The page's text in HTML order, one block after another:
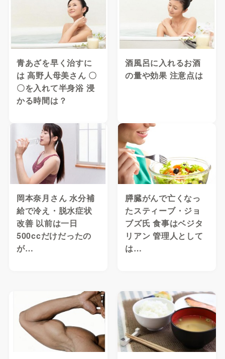
青あざを早く治すに
は 高野人母美さん 〇
〇を入れて半身浴 浸
かる時間は？
酒風呂に入れるお酒
の量や効果 注意点は
岡本奈月さん 水分補
給で冷え・脱水症状
改善 以前は一日
500ccだけだったの
が…
膵臓がんで亡くなっ
たスティーブ・ジョ
ブズ氏 食事はベジタ
リアン 管理人として
は…